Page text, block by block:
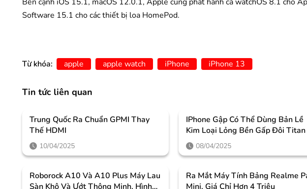
Software 15.1 cho các thiết bị loa HomePod.
Từ khóa: apple apple watch iPhone iPhone 13
Tin tức liên quan
Trung Quốc Ra Chuẩn GPMI Thay
Thế HDMI
10/04/2025
IPhone Gập Có Thể Dùng Bản Lề
Kim Loại Lỏng Bền Gấp Đôi Titan
08/04/2025
Roborock A10 Và A10 Plus Máy Lau
Sàn Khô Và Ướt Thông Minh. Hình
Ra Mắt Máy Tính Bảng Realme
Mini, Giá Chỉ Hơn 4 Triệu